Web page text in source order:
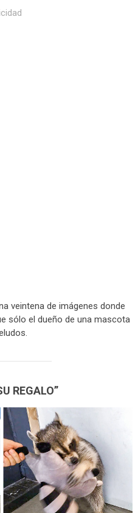
veintena de imágenes donde
sólo el dueño de una mascota
REGALO”